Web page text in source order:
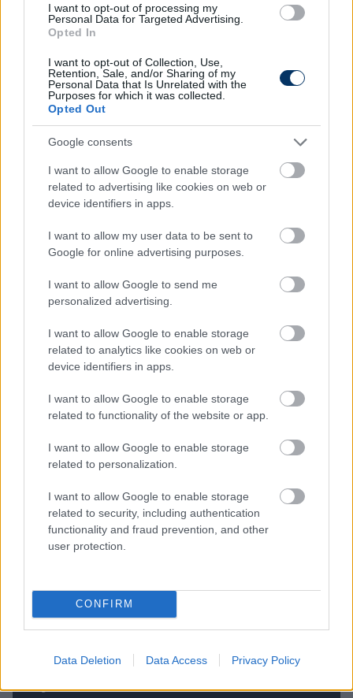
I want to opt-out of processing my
Personal Data for Targeted Advertising.
Opted In
I want to opt-out of Collection, Use,
Retention, Sale, and/or Sharing of my
Personal Data that Is Unrelated with the
Purposes for which it was collected.
Opted Out
Google consents
I want to allow Google to enable storage
related to advertising like cookies on web or
device identifiers in apps.
I want to allow my user data to be sent to
Google for online advertising purposes.
I want to allow Google to send me
personalized advertising.
I want to allow Google to enable storage
related to analytics like cookies on web or
device identifiers in apps.
I want to allow Google to enable storage
related to functionality of the website or app.
I want to allow Google to enable storage
related to personalization.
I want to allow Google to enable storage
related to security, including authentication
functionality and fraud prevention, and other
user protection.
CONFIRM
Data Deletion Data Access Privacy Policy
A bejegyzés megtekintése az Instagramon
Alaposan pörög már a hazai átigazolási piac - ha
folyamatosan frissülő rovatunkra kattintasz
biztos, hogy egyetlen történésről sem maradsz
Olvastad már?
elvinné az egyik legjobb légióst -